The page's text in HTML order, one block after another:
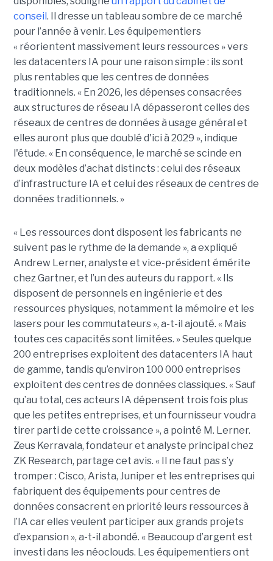
conseil . Il dresse un tableau sombre de ce marché
pour l’année à venir. Les équipementiers
« réorientent massivement leurs ressources » vers
les datacenters IA pour une raison simple : ils sont
plus rentables que les centres de données
traditionnels. « En 2026, les dépenses consacrées
aux structures de réseau IA dépasseront celles des
réseaux de centres de données à usage général et
elles auront plus que doublé d'ici à 2029 », indique
l'étude. « En conséquence, le marché se scinde en
deux modèles d’achat distincts : celui des réseaux
d’infrastructure IA et celui des réseaux de centres de
données traditionnels. »
« Les ressources dont disposent les fabricants ne
suivent pas le rythme de la demande », a expliqué
Andrew Lerner, analyste et vice-président émérite
chez Gartner, et l’un des auteurs du rapport. « Ils
disposent de personnels en ingénierie et des
ressources physiques, notamment la mémoire et les
lasers pour les commutateurs », a-t-il ajouté. « Mais
toutes ces capacités sont limitées. » Seules quelque
200 entreprises exploitent des datacenters IA haut
de gamme, tandis qu’environ 100 000 entreprises
exploitent des centres de données classiques. « Sauf
qu’au total, ces acteurs IA dépensent trois fois plus
que les petites entreprises, et un fournisseur voudra
tirer parti de cette croissance », a pointé M. Lerner.
Zeus Kerravala, fondateur et analyste principal chez
ZK Research, partage cet avis. « Il ne faut pas s’y
tromper : Cisco, Arista, Juniper et les entreprises qui
fabriquent des équipements pour centres de
données consacrent en priorité leurs ressources à
l’IA car elles veulent participer aux grands projets
d’expansion », a-t-il abondé. « Beaucoup d’argent est
investi dans les néoclouds. Les équipementiers ont